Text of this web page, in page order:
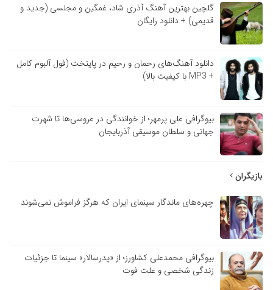
گلچین بهترین آهنگ آذری شاد، غمگین و مجلسی (جدید و
قدیمی) + دانلود رایگان
دانلود آهنگ‌های رحمان و رحیم در پایتخت (فول آلبوم کامل
+ MP3 با کیفیت بالا)
بیوگرافی علی پرمهر؛ از خوانندگی در عروسی‌ها تا شهرت
جهانی و سلطان موسیقی آذربایجان
بازیگران
چهره‌های ماندگار سینمای ایران که هرگز فراموش نمی‌شوند
بیوگرافی محمدعلی کشاورز؛ از «پدرسالار» سینما تا جزئیات
زندگی شخصی و علت فوت